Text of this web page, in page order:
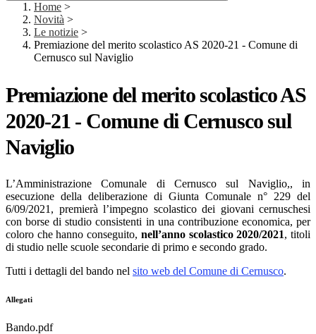
Home >
Novità >
Le notizie >
Premiazione del merito scolastico AS 2020-21 - Comune di
Cernusco sul Naviglio
Premiazione del merito scolastico AS
2020-21 - Comune di Cernusco sul
Naviglio
L’Amministrazione Comunale di Cernusco sul Naviglio,, in
esecuzione della deliberazione di Giunta Comunale n° 229 del
6/09/2021, premierà l’impegno scolastico dei giovani cernuschesi
con borse di studio consistenti in una contribuzione economica, per
coloro che hanno conseguito, nell’anno scolastico 2020/2021, titoli
di studio nelle scuole secondarie di primo e secondo grado.
Tutti i dettagli del bando nel sito web del Comune di Cernusco.
Allegati
Bando.pdf